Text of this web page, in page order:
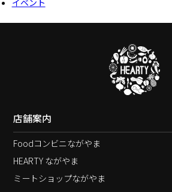
店舗案内
Foodコンビニながやま
HEARTY ながやま
ミートショップながやま